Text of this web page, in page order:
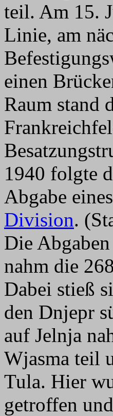
teil. Am 15.
Linie, am
einen
Raum stand
1940 folgte
Abgabe
Division.
Die
nahm die
Dabei stieß
den Dnjepr
auf Jelnja
Wjasma teil
Tula. Hier
getroffen